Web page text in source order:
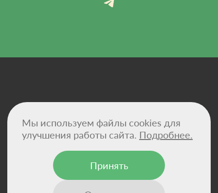
Договор-оферта
Сертификаты
Реквизиты компании
© 2026 - VitaHemp — натуральные масла CBD и
Мы используем файлы cookies для
улучшения работы сайта. Подробнее.
Принять